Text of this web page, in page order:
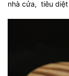
nhà cửa, tiêu